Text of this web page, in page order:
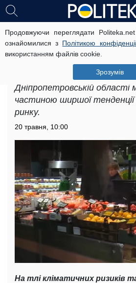
Продовжуючи переглядати
ознайомилися з Політикою
використанням файлів cookie.
Зрозумів
Дефіцит продуктів у
Дніпропетровській
чекає на українців
У цьому контексті дефіцит
Дніпропетровській
частиною ширшої
ринку.
20 травня, 10:00
На тлі кліматичних ризиків